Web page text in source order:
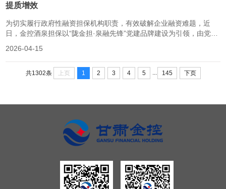
提质增效
为切实履行政府性融资担保机构职责，有效破解企业融资难题，近
日，金控酒泉担保以“陇金担·泉融先锋”党建品牌建设为引领，由党支
担保下沉服务，通过现场办理、精准对接、全程跟踪模式，把金融服
务送到企业“家门口”。一、现场快办解企忧高效服务暖民心聚焦小微
企业“短、小、频、急”融资...
2026-04-15
共1302条 上页 1 2 3 4 5 ... 145 下页